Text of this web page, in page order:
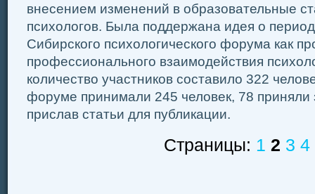
внесением изменений в образовательные
психологов. Была поддержана идея о
Сибирского психологического форума как
профессионального взаимодействия
количество участников составило 322
форуме принимали 245 человек, 78 приняли
прислав статьи для публикации.
Страницы: 1 2 3 4